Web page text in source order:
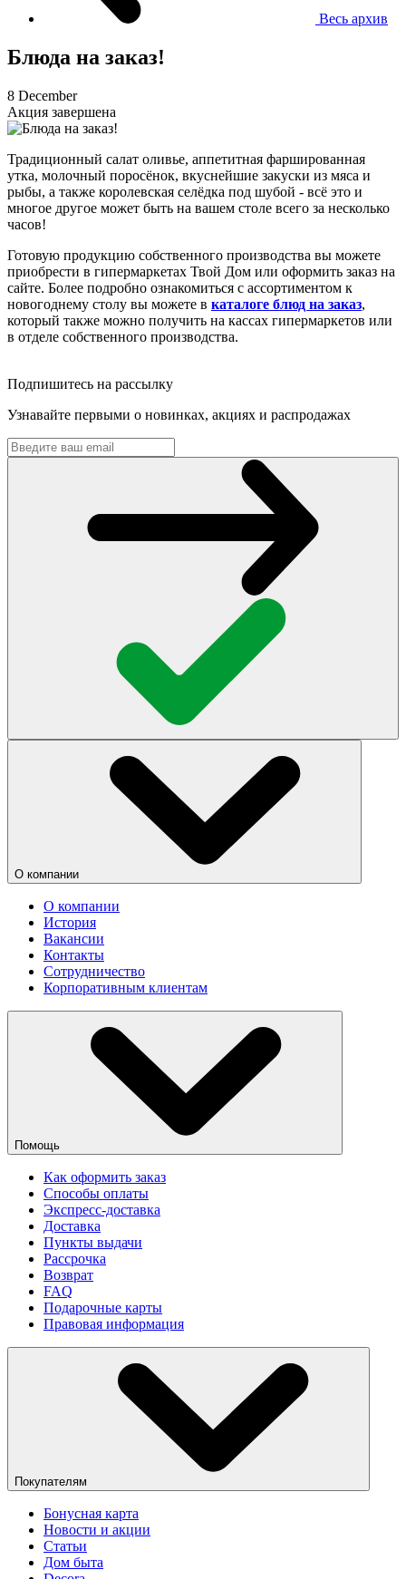
Весь архив
Блюда на заказ!
8 December
Акция завершена
Традиционный салат оливье, аппетитная фаршированная
утка, молочный поросёнок, вкуснейшие закуски из мяса и
рыбы, а также королевская селёдка под шубой - всё это и
многое другое может быть на вашем столе всего за несколько
часов!
Готовую продукцию собственного производства вы можете
приобрести в гипермаркетах Твой Дом или оформить заказ на
сайте. Более подробно ознакомиться с ассортиментом к
новогоднему столу вы можете в каталоге блюд на заказ,
который также можно получить на кассах гипермаркетов или
в отделе собственного производства.
Подпишитесь на рассылку
Узнавайте первыми о новинках, акциях и распродажах
О компании
О компании
История
Вакансии
Контакты
Сотрудничество
Корпоративным клиентам
Помощь
Как оформить заказ
Способы оплаты
Экспресс-доставка
Доставка
Пункты выдачи
Рассрочка
Возврат
FAQ
Подарочные карты
Правовая информация
Покупателям
Бонусная карта
Новости и акции
Статьи
Дом быта